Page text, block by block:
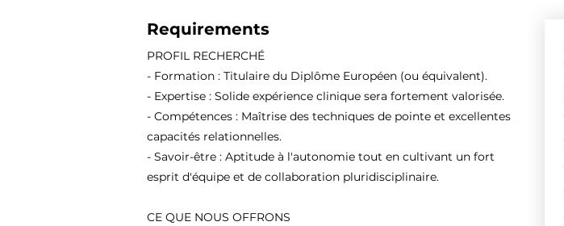
Requirements
PROFIL RECHERCHÉ
- Formation : Titulaire du Diplôme Européen (ou équivalent).
- Expertise : Solide expérience clinique sera fortement valorisée.
- Compétences : Maîtrise des techniques de pointe et excellentes
capacités relationnelles.
- Savoir-être : Aptitude à l'autonomie tout en cultivant un fort
esprit d'équipe et de collaboration pluridisciplinaire.
CE QUE NOUS OFFRONS